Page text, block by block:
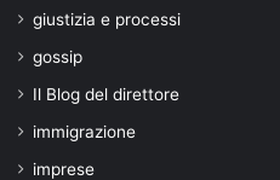
giustizia e processi
gossip
Il Blog del direttore
immigrazione
imprese